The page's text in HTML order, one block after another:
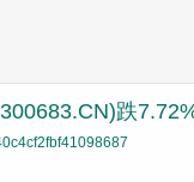
跌